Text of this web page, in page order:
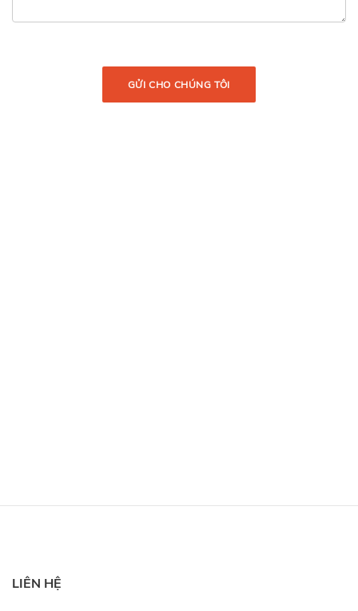
GỬI CHO CHÚNG TÔI
LIÊN HỆ